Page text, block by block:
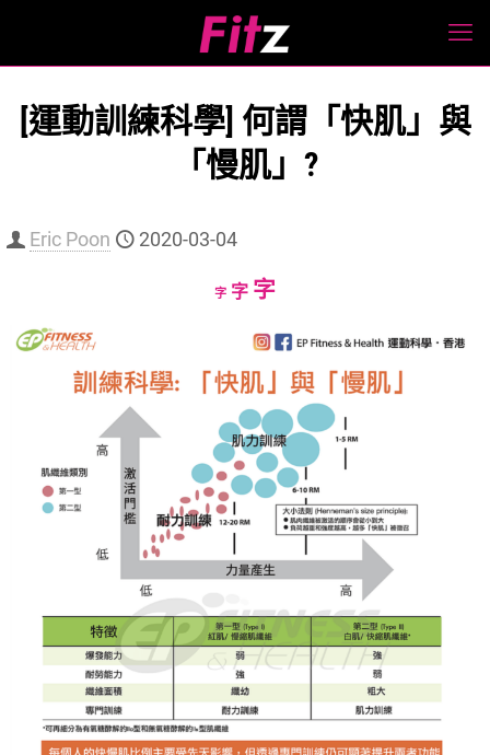
[運動訓練科學] 何謂「快肌」與
「慢肌」?
Eric Poon 2020-03-04
字Decrease
字Reset
size.
字Increase
size.